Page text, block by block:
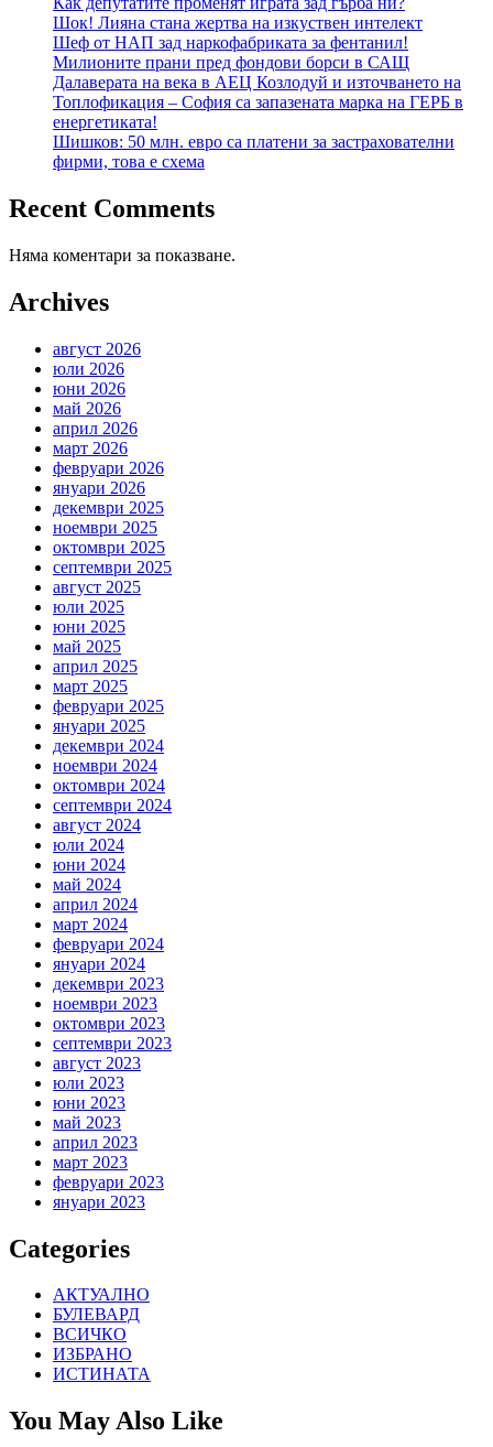
Шок! Лияна стана жертва на изкуствен интелект
Шеф от НАП зад наркофабриката за фентанил!
Милионите прани пред фондови борси в САЩ
Далаверата на века в АЕЦ Козлодуй и източването на
Топлофикация – София са запазената марка на ГЕРБ в
енергетиката!
Шишков: 50 млн. евро са платени за застрахователни
фирми, това е схема
Recent Comments
Няма коментари за показване.
Archives
август 2026
юли 2026
юни 2026
май 2026
април 2026
март 2026
февруари 2026
януари 2026
декември 2025
ноември 2025
октомври 2025
септември 2025
август 2025
юли 2025
юни 2025
май 2025
април 2025
март 2025
февруари 2025
януари 2025
декември 2024
ноември 2024
октомври 2024
септември 2024
август 2024
юли 2024
юни 2024
май 2024
април 2024
март 2024
февруари 2024
януари 2024
декември 2023
ноември 2023
октомври 2023
септември 2023
август 2023
юли 2023
юни 2023
май 2023
април 2023
март 2023
февруари 2023
януари 2023
Categories
АКТУАЛНО
БУЛЕВАРД
ВСИЧКО
ИЗБРАНО
ИСТИНАТА
You May Also Like